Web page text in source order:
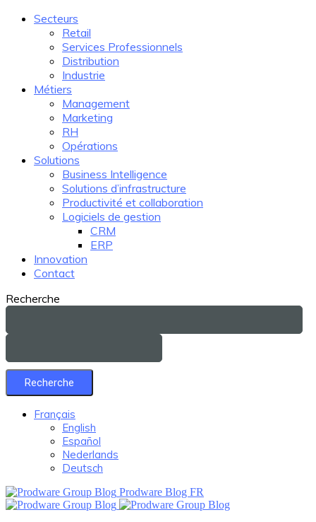
Secteurs
Retail
Services Professionnels
Distribution
Industrie
Métiers
Management
Marketing
RH
Opérations
Solutions
Business Intelligence
Solutions d’infrastructure
Productivité et collaboration
Logiciels de gestion
CRM
ERP
Innovation
Contact
Recherche
Français
English
Español
Nederlands
Deutsch
Prodware Blog FR